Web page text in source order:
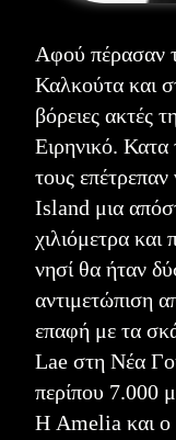
Αφού πέρασαν
Καλκούτα και
βόρειες ακτές
Ειρηνικό. Κατα
τους
Island μια
χιλιόμετρα
νησί θα ήταν
αντιμετώπιση
επαφή με τα
Lae στη Νέα
περίπου 7.000
Η Amelia και ο